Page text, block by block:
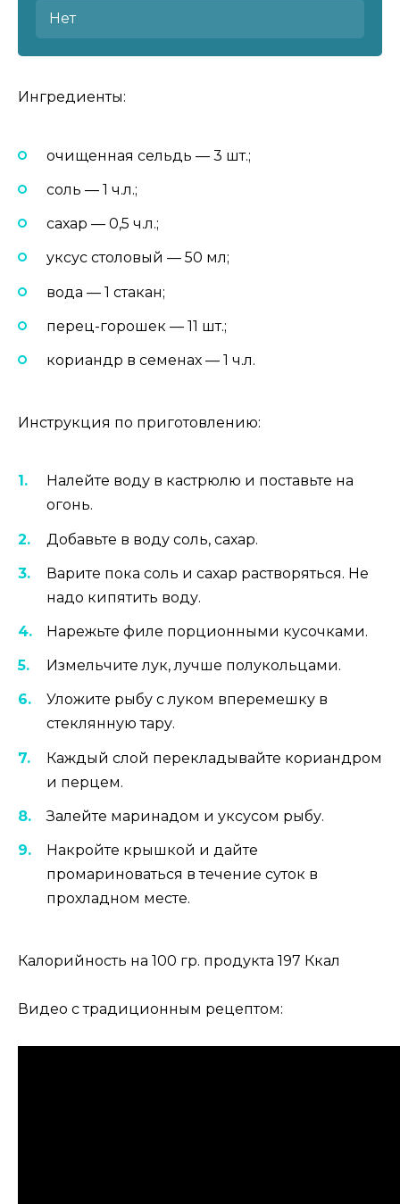
Нет
Ингредиенты:
очищенная сельдь — 3 шт.;
соль — 1 ч.л.;
сахар — 0,5 ч.л.;
уксус столовый — 50 мл;
вода — 1 стакан;
перец-горошек — 11 шт.;
кориандр в семенах — 1 ч.л.
Инструкция по приготовлению:
Налейте воду в кастрюлю и поставьте на
огонь.
Добавьте в воду соль, сахар.
Варите пока соль и сахар растворяться. Не
надо кипятить воду.
Нарежьте филе порционными кусочками.
Измельчите лук, лучше полукольцами.
Уложите рыбу с луком вперемешку в
стеклянную тару.
Каждый слой перекладывайте кориандром
и перцем.
Залейте маринадом и уксусом рыбу.
Накройте крышкой и дайте
промариноваться в течение суток в
прохладном месте.
Калорийность на 100 гр. продукта 197 Ккал
Видео с традиционным рецептом: